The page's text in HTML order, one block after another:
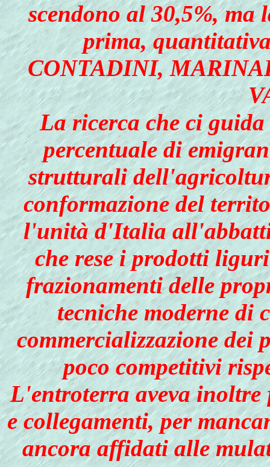
scendono al 30,5%, ma
prima,
CONTADINI,
La ricerca che ci
percentuale di
strutturali
conformazione del
l'unità d'Italia
che rese i prodotti
frazionamenti delle
tecniche moderne di
commercializzazione
poco competitivi
L'entroterra aveva
e collegamenti, per
ancora affidati alle